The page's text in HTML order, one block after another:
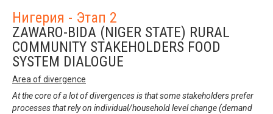
Нигерия - Этап 2
ZAWARO-BIDA (NIGER STATE) RURAL
COMMUNITY STAKEHOLDERS FOOD
SYSTEM DIALOGUE
Area of divergence
At the core of a lot of divergences is that some stakeholders prefer
processes that rely on individual/household level change (demand